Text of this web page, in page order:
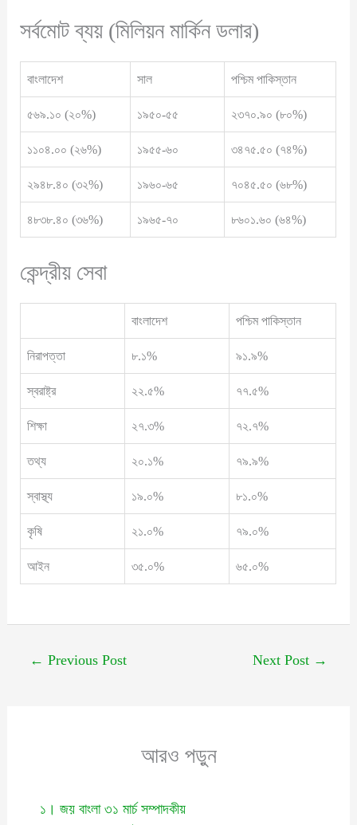
সর্বমোট ব্যয় (মিলিয়ন মার্কিন ডলার)
বাংলাদেশ সাল পশ্চিম পাকিস্তান
৫৬৯.১০ (২০%) ১৯৫০-৫৫ ২৩৭০.৯০ (৮০%)
১১০৪.০০ (২৬%) ১৯৫৫-৬০ ৩৪৭৫.৫০ (৭৪%)
২৯৪৮.৪০ (৩২%) ১৯৬০-৬৫ ৭০৪৫.৫০ (৬৮%)
৪৮৩৮.৪০ (৩৬%) ১৯৬৫-৭০ ৮৬০১.৬০ (৬৪%)
কেন্দ্রীয় সেবা
বাংলাদেশ পশ্চিম পাকিস্তান
নিরাপত্তা ৮.১% ৯১.৯%
স্বরাষ্ট্র ২২.৫% ৭৭.৫%
শিক্ষা ২৭.৩% ৭২.৭%
তথ্য ২০.১% ৭৯.৯%
স্বাস্থ্য ১৯.০% ৮১.০%
কৃষি ২১.০% ৭৯.০%
আইন ৩৫.০% ৬৫.০%
← Previous Post Next Post →
আরও পড়ুন
১। জয় বাংলা ৩১ মার্চ সম্পাদকীয়